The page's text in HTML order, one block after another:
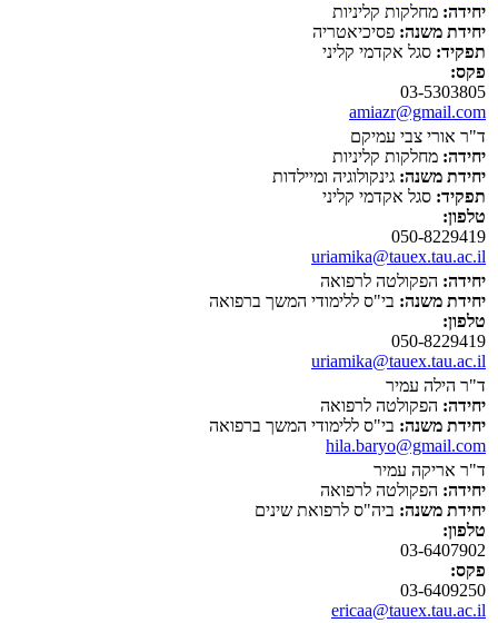
יחידה: מחלקות קליניות
יחידת משנה: פסיכיאטריה
תפקיד: סגל אקדמי קליני
פקס:
03-5303805
amiazr@gmail.com
ד"ר אורי צבי עמיקם
יחידה: מחלקות קליניות
יחידת משנה: גינקולוגיה ומיילדות
תפקיד: סגל אקדמי קליני
טלפון:
050-8229419
uriamika@tauex.tau.ac.il
יחידה: הפקולטה לרפואה
יחידת משנה: בי"ס ללימודי המשך ברפואה
טלפון:
050-8229419
uriamika@tauex.tau.ac.il
ד"ר הילה עמיר
יחידה: הפקולטה לרפואה
יחידת משנה: בי"ס ללימודי המשך ברפואה
hila.baryo@gmail.com
ד"ר אריקה עמיר
יחידה: הפקולטה לרפואה
יחידת משנה: ביה"ס לרפואת שינים
טלפון:
03-6407902
פקס:
03-6409250
ericaa@tauex.tau.ac.il